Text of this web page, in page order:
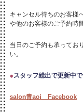
キャンセル待ちのお客様
や他のお客様のご予約時
当日のご予約も承ってお
い。
●スタッフ総出で更新中で
salon青aoi Facebook